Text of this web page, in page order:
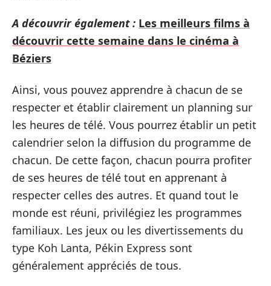
A découvrir également : Les meilleurs films à
découvrir cette semaine dans le cinéma à
Béziers
Ainsi, vous pouvez apprendre à chacun de se
respecter et établir clairement un planning sur
les heures de télé. Vous pourrez établir un petit
calendrier selon la diffusion du programme de
chacun. De cette façon, chacun pourra profiter
de ses heures de télé tout en apprenant à
respecter celles des autres. Et quand tout le
monde est réuni, privilégiez les programmes
familiaux. Les jeux ou les divertissements du
type Koh Lanta, Pékin Express sont
généralement appréciés de tous.